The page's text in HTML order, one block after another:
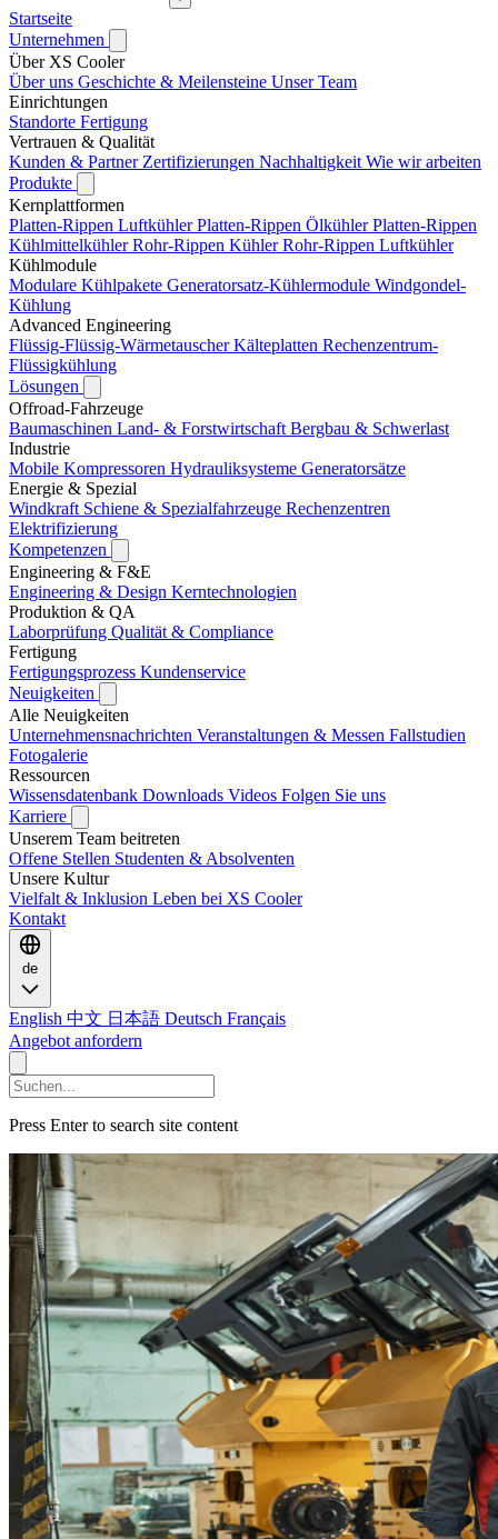
Startseite
Unternehmen
Über XS Cooler
Über uns Geschichte & Meilensteine Unser Team
Einrichtungen
Standorte Fertigung
Vertrauen & Qualität
Kunden & Partner Zertifizierungen Nachhaltigkeit Wie wir arbeiten
Produkte
Kernplattformen
Platten-Rippen LuftkühlerPlatten-Rippen ÖlkühlerPlatten-Rippen
KühlmittelkühlerRohr-Rippen KühlerRohr-Rippen Luftkühler
Kühlmodule
Modulare Kühlpakete Generatorsatz-Kühlermodule Windgondel-
Kühlung
Advanced Engineering
Flüssig-Flüssig-WärmetauscherKälteplatten Rechenzentrum-
Flüssigkühlung
Lösungen
Offroad-Fahrzeuge
Baumaschinen Land- & Forstwirtschaft Bergbau & Schwerlast
Industrie
Mobile Kompressoren Hydrauliksysteme Generatorsätze
Energie & Spezial
Windkraft Schiene & Spezialfahrzeuge Rechenzentren
Elektrifizierung
Kompetenzen
Engineering & F&E
Engineering & Design Kerntechnologien
Produktion & QA
Laborprüfung Qualität & Compliance
Fertigung
Fertigungsprozess Kundenservice
Neuigkeiten
Alle Neuigkeiten
Unternehmensnachrichten Veranstaltungen & Messen Fallstudien
Fotogalerie
Ressourcen
Wissensdatenbank Downloads Videos Folgen Sie uns
Karriere
Unserem Team beitreten
Offene Stellen Studenten & Absolventen
Unsere Kultur
Vielfalt & Inklusion Leben bei XS Cooler
Kontakt
de
English 中文 日本語 Deutsch Français
Angebot anfordern
Press Enter to search site content